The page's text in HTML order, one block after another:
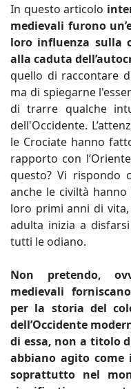
In questo articolo
medievali furono
loro influenza sulla
alla caduta
quello di raccontare
ma di spiegarne
di trarre qualche
dell'Occidente.
le Crociate hanno
rapporto con
questo? Vi rispondo
anche le civiltà
loro primi anni di
adulta inizia a
tutti le odiano.
Non pretendo,
medievali
per la storia del
dell’Occidente
di essa, non a titolo
abbiano agito come
soprattutto nel